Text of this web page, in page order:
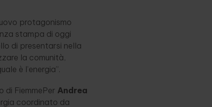
protagonismo
stampa di oggi
di presentarsi nella
la comunità,
è l’energia”.
FiemmePer Andrea
coordinato da